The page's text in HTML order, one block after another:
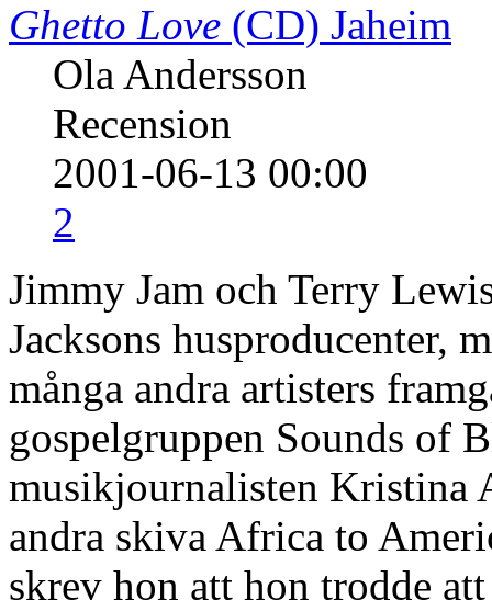
Ghetto Love (CD) Jaheim
Ola Andersson
Recension
2001-06-13 00:00
2
Jimmy Jam och Terry
Jacksons husproducenter,
många andra artisters
gospelgruppen Sounds of
musikjournalisten Kristina
andra skiva Africa to
skrev hon att hon trodde